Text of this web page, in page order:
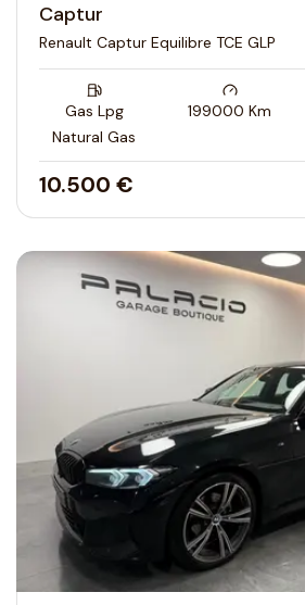
Captur
Renault Captur Equilibre TCE GLP
Gas Lpg
Natural Gas
199000 Km
10.500 €